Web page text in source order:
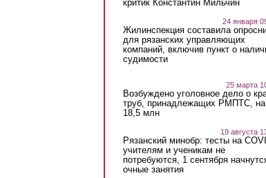
критик Константин Мильчин
24 января
Жилинспекция составила
для рязанских управляющих
компаний, включив пункт о
судимости
25 марта
Возбуждено уголовное дело о
труб, принадлежащих РМПТС, на
18,5 млн
19 августа
Рязанский минобр: тесты на
учителям и ученикам не
потребуются, 1 сентября
очные занятия